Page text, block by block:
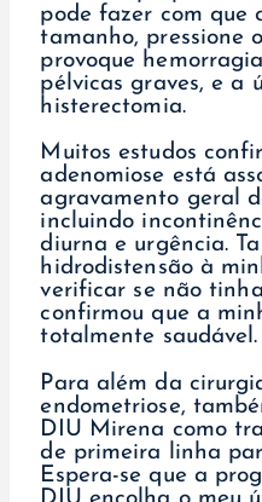
pode fazer com que
tamanho, pressione
provoque
pélvicas graves, e a
histerectomia.
Muitos estudos
adenomiose está
agravamento geral
incluindo
diurna e urgência.
hidrodistensão à
verificar se não
confirmou que a
totalmente saudável.
Para além da
endometriose,
DIU Mirena como
de primeira linha
Espera-se que a